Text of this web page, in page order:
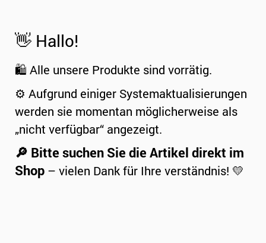
👋 Hallo!
🛍️ Alle unsere Produkte sind vorrätig.
⚙️ Aufgrund einiger Systemaktualisierungen
werden sie momentan möglicherweise als
„nicht verfügbar“ angezeigt.
🔎 Bitte suchen Sie die Artikel direkt im
Shop – vielen Dank für Ihre verständnis! 💛